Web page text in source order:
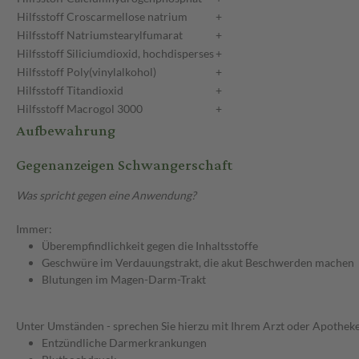
Hilfsstoff Croscarmellose natrium
+
Hilfsstoff Natriumstearylfumarat
+
Hilfsstoff Siliciumdioxid, hochdisperses +
Hilfsstoff Poly(vinylalkohol)
+
HilfsstoffTitandioxid
+
Hilfsstoff Macrogol 3000 +
Aufbewahrung
Gegenanzeigen Schwangerschaft
Was spricht gegen eine Anwendung?
Immer:
Überempfindlichkeit gegen die Inhaltsstoffe
Geschwüre im Verdauungstrakt, die akut Beschwerden machen
Blutungen im Magen-Darm-Trakt
Unter Umständen - sprechen Sie hierzu mit Ihrem Arzt oder
Entzündliche Darmerkrankungen